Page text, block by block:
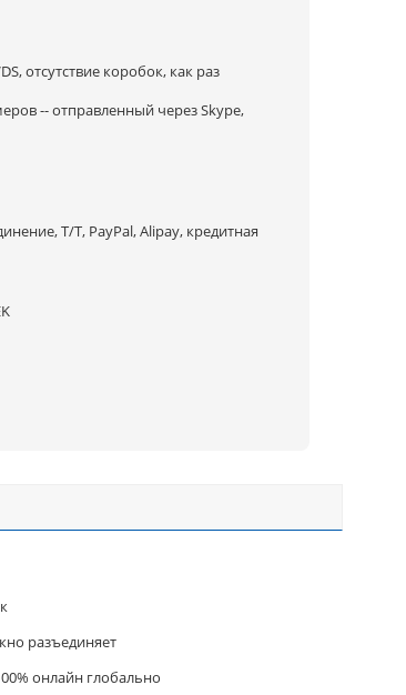
отсутствие коробок, как раз
-- отправленный через Skype,
T/T, PayPal, Alipay, кредитная
разъединяет
онлайн глобально